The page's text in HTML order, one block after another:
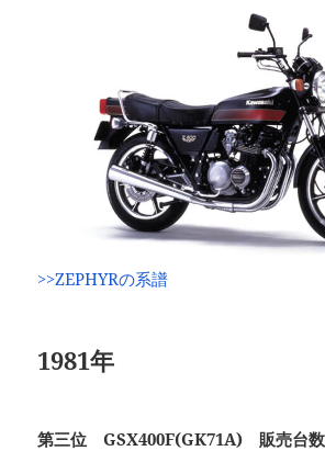
>>ZEPHYRの系譜
1981年
第三位 GSX400F(GK71A) 販売台数